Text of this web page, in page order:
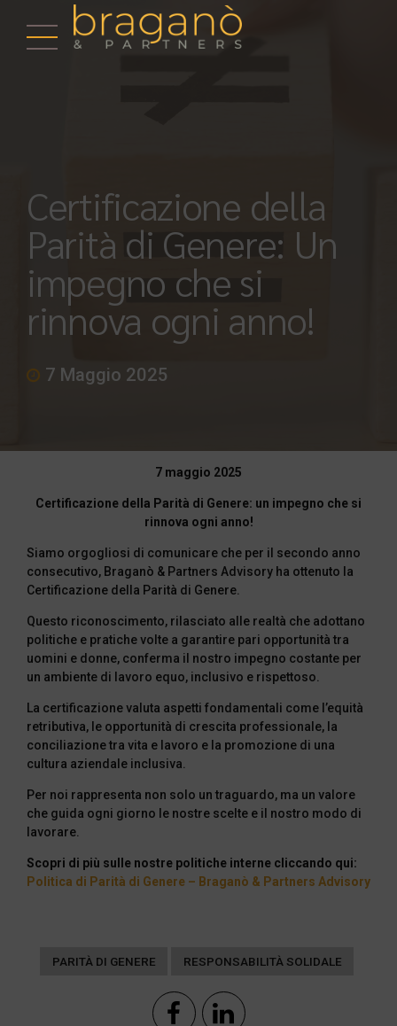
Certificazione della
Parità di Genere: Un
impegno che si
rinnova ogni anno!
7 Maggio 2025
7 maggio 2025
Certificazione della Parità di Genere: un impegno che si
rinnova ogni anno!
Siamo orgogliosi di comunicare che per il secondo anno
consecutivo, Braganò & Partners Advisory ha ottenuto la
Certificazione della Parità di Genere.
Questo riconoscimento, rilasciato alle realtà che adottano
politiche e pratiche volte a garantire pari opportunità tra
uomini e donne, conferma il nostro impegno costante per
un ambiente di lavoro equo, inclusivo e rispettoso.
La certificazione valuta aspetti fondamentali come l’equità
retributiva, le opportunità di crescita professionale, la
conciliazione tra vita e lavoro e la promozione di una
cultura aziendale inclusiva.
Per noi rappresenta non solo un traguardo, ma un valore
che guida ogni giorno le nostre scelte e il nostro modo di
lavorare.
Scopri di più sulle nostre politiche interne cliccando qui:
Politica di Parità di Genere – Braganò & Partners Advisory
PARITÀ DI GENERE RESPONSABILITÀ SOLIDALE